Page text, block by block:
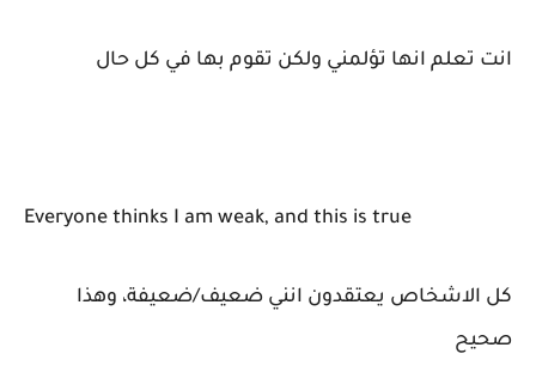
انت تعلم انها تؤلمني ولكن تقوم بها في كل حال
Everyone thinks I am weak, and this is true
كل الاشخاص يعتقدون انني ضعيف/ضعيفة، وهذا
صحيح